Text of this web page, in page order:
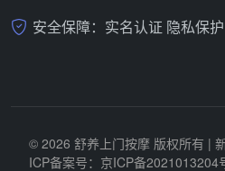
安全保障：实名认证 隐私保护
© 2026 舒养上门按摩 版权所有 |
ICP备案号：京ICP备2021013204